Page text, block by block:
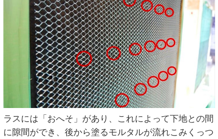
ラスには「おへそ」があり、これによって下地との間
に隙間ができ、後から塗るモルタルが流れこみくっつ